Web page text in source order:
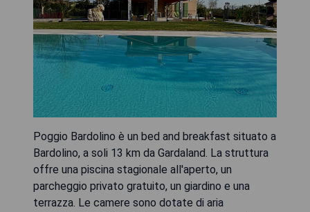
Poggio Bardolino è un bed and breakfast situato a
Bardolino, a soli 13 km da Gardaland. La struttura
offre una piscina stagionale all'aperto, un
parcheggio privato gratuito, un giardino e una
terrazza. Le camere sono dotate di aria